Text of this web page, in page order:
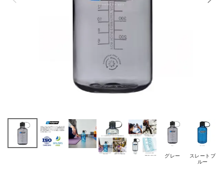
グレー
スレートブ
ルー